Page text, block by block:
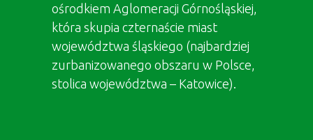
ośrodkiem Aglomeracji Górnośląskiej,
która skupia czternaście miast
województwa śląskiego (najbardziej
zurbanizowanego obszaru w Polsce,
stolica województwa – Katowice).